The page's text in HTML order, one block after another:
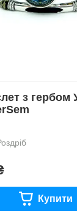
з гербом
Купити